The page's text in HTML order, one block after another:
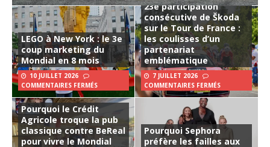
LEGO à New York : le 3e
coup marketing du
Mondial en 8 mois
10 JUILLET 2026
COMMENTAIRES FERMÉS
23e participation
consécutive de Škoda
sur le Tour de France :
les coulisses d’un
partenariat
emblématique
7 JUILLET 2026
COMMENTAIRES FERMÉS
Pourquoi le Crédit
Agricole troque la pub
classique contre BeReal
pour vivre le Mondial
Pourquoi Sephora
préfère les failles aux